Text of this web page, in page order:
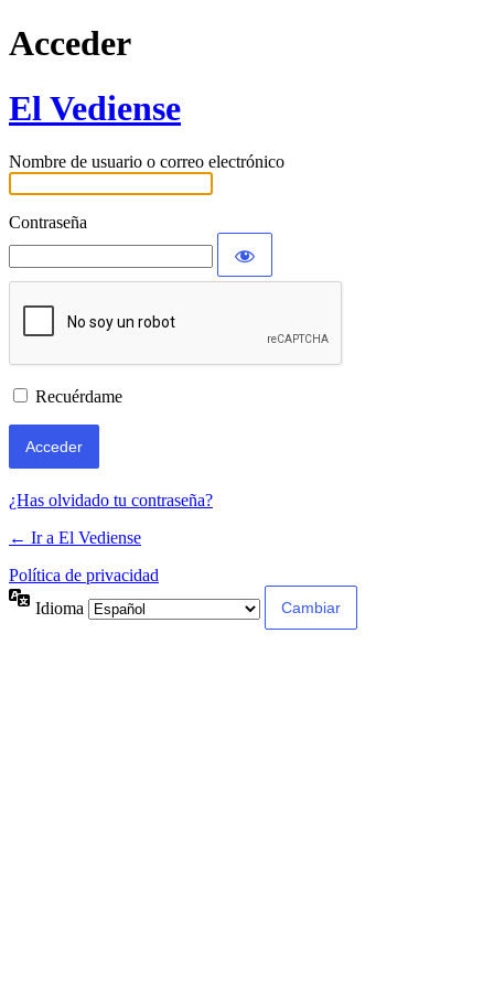
Acceder
El Vediense
Nombre de usuario o correo electrónico
Contraseña
Recuérdame
¿Has olvidado tu contraseña?
← Ir a El Vediense
Política de privacidad
Idioma